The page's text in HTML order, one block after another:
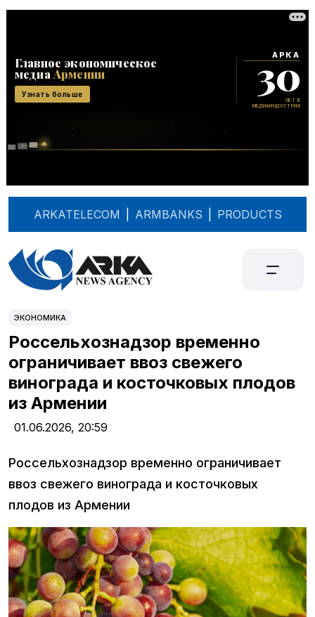
ARKATELECOM ARMBANKS PRODUCTS
ЭКОНОМИКА
Россельхознадзор временно
ограничивает ввоз свежего
винограда и косточковых плодов
из Армении
01.06.2026, 20:59
Россельхознадзор временно ограничивает
ввоз свежего винограда и косточковых
плодов из Армении